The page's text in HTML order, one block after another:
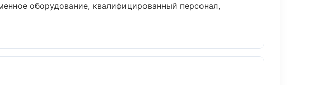
оборудование, квалифицированный персонал,